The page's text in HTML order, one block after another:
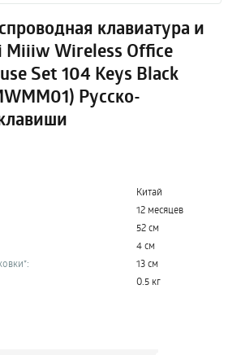
клавиатура и
Wireless Office
Set 104 Keys Black
Русско-
Китай
12 месяцев
52 см
4 см
13 см
0.5 кг